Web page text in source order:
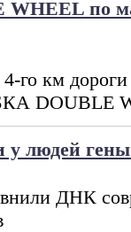
WHEEL по
го км
DOUBLE
людей гены
ДНК